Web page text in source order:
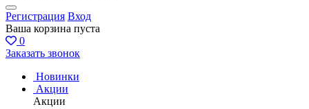
Регистрация Вход
Ваша корзина пуста
0
Заказать звонок
Новинки
Акции
Акции